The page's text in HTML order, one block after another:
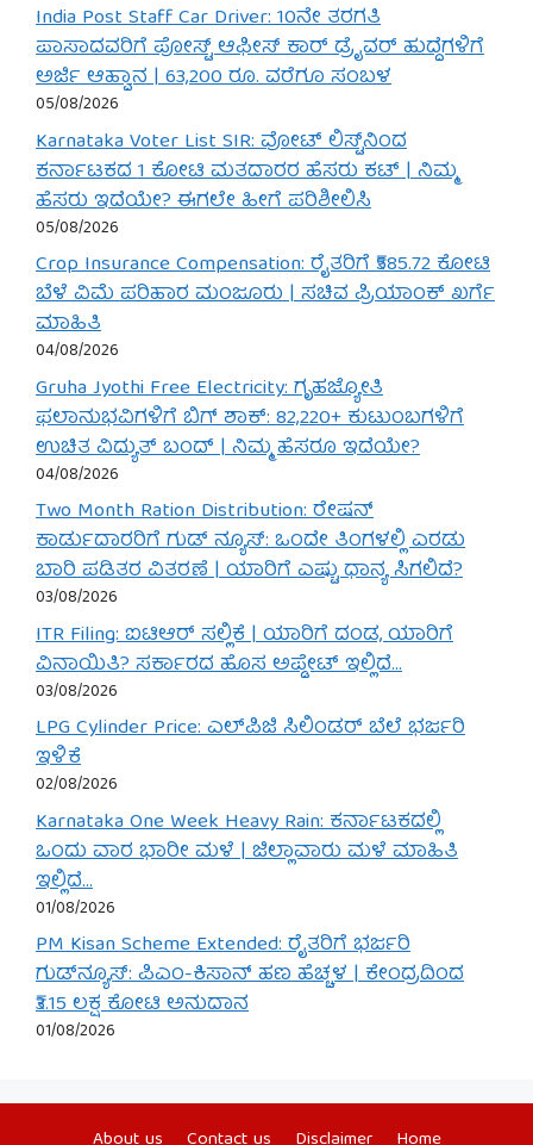
India Post Staff Car Driver: 10ನೇ ತರಗತಿ
ಪಾಸಾದವರಿಗೆ ಪೋಸ್ಟ್ ಆಫೀಸ್ ಕಾರ್ ಡ್ರೈವರ್ ಹುದ್ದೆಗಳಿಗೆ
ಅರ್ಜಿ ಆಹ್ವಾನ | 63,200 ರೂ. ವರೆಗೂ ಸಂಬಳ
05/08/2026
Karnataka Voter List SIR: ವೋಟ್ ಲಿಸ್ಟ್‌ನಿಂದ
ಕರ್ನಾಟಕದ 1 ಕೋಟಿ ಮತದಾರರ ಹೆಸರು ಕಟ್ | ನಿಮ್ಮ
ಹೆಸರು ಇದೆಯೇ? ಈಗಲೇ ಹೀಗೆ ಪರಿಶೀಲಿಸಿ
05/08/2026
Crop Insurance Compensation: ರೈತರಿಗೆ ₹585.72 ಕೋಟಿ
ಬೆಳೆ ವಿಮೆ ಪರಿಹಾರ ಮಂಜೂರು | ಸಚಿವ ಪ್ರಿಯಾಂಕ್ ಖರ್ಗೆ
ಮಾಹಿತಿ
04/08/2026
Gruha Jyothi Free Electricity: ಗೃಹಜ್ಯೋತಿ
ಫಲಾನುಭವಿಗಳಿಗೆ ಬಿಗ್ ಶಾಕ್: 82,220+ ಕುಟುಂಬಗಳಿಗೆ
ಉಚಿತ ವಿದ್ಯುತ್ ಬಂದ್ | ನಿಮ್ಮ ಹೆಸರೂ ಇದೆಯೇ?
04/08/2026
Two Month Ration Distribution: ರೇಷನ್
ಕಾರ್ಡುದಾರರಿಗೆ ಗುಡ್ ನ್ಯೂಸ್: ಒಂದೇ ತಿಂಗಳಲ್ಲಿ ಎರಡು
ಬಾರಿ ಪಡಿತರ ವಿತರಣೆ | ಯಾರಿಗೆ ಎಷ್ಟು ಧಾನ್ಯ ಸಿಗಲಿದೆ?
03/08/2026
ITR Filing: ಐಟಿಆರ್ ಸಲ್ಲಿಕೆ | ಯಾರಿಗೆ ದಂಡ, ಯಾರಿಗೆ
ವಿನಾಯಿತಿ? ಸರ್ಕಾರದ ಹೊಸ ಅಪ್ಡೇಟ್ ಇಲ್ಲಿದೆ…
03/08/2026
LPG Cylinder Price: ಎಲ್‌ಪಿಜಿ ಸಿಲಿಂಡರ್ ಬೆಲೆ ಭರ್ಜರಿ
ಇಳಿಕೆ
02/08/2026
Karnataka One Week Heavy Rain: ಕರ್ನಾಟಕದಲ್ಲಿ
ಒಂದು ವಾರ ಭಾರೀ ಮಳೆ | ಜಿಲ್ಲಾವಾರು ಮಳೆ ಮಾಹಿತಿ
ಇಲ್ಲಿದೆ…
01/08/2026
PM Kisan Scheme Extended: ರೈತರಿಗೆ ಭರ್ಜರಿ
ಗುಡ್‌ನ್ಯೂಸ್: ಪಿಎಂ-ಕಿಸಾನ್ ಹಣ ಹೆಚ್ಚಳ | ಕೇಂದ್ರದಿಂದ
₹3.15 ಲಕ್ಷ ಕೋಟಿ ಅನುದಾನ
01/08/2026